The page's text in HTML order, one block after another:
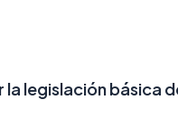
legislación básica